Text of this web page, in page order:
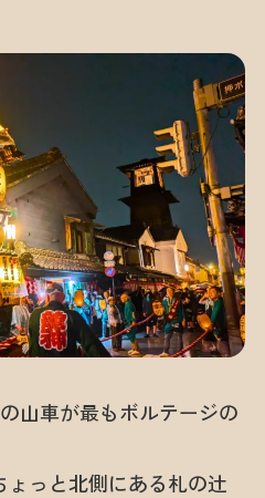
山車が最もボルテージの
ょっと北側にある札の辻